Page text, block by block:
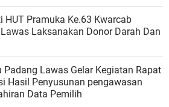
HUT Pramuka Ke.63 Kwarcab
Laksanakan Donor Darah Dan
Lawas Gelar Kegiatan Rapat
Hasil Penyusunan pengawasan
Data Pemilih